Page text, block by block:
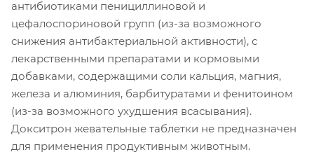
антибиотиками пенициллиновой и
цефалоспориновой групп (из-за возможного
снижения антибактериальной активности), с
лекарственными препаратами и кормовыми
добавками, содержащими соли кальция, магния,
железа и алюминия, барбитуратами и фенитоином
(из-за возможного ухудшения всасывания).
Докситрон жевательные таблетки не предназначен
для применения продуктивным животным.